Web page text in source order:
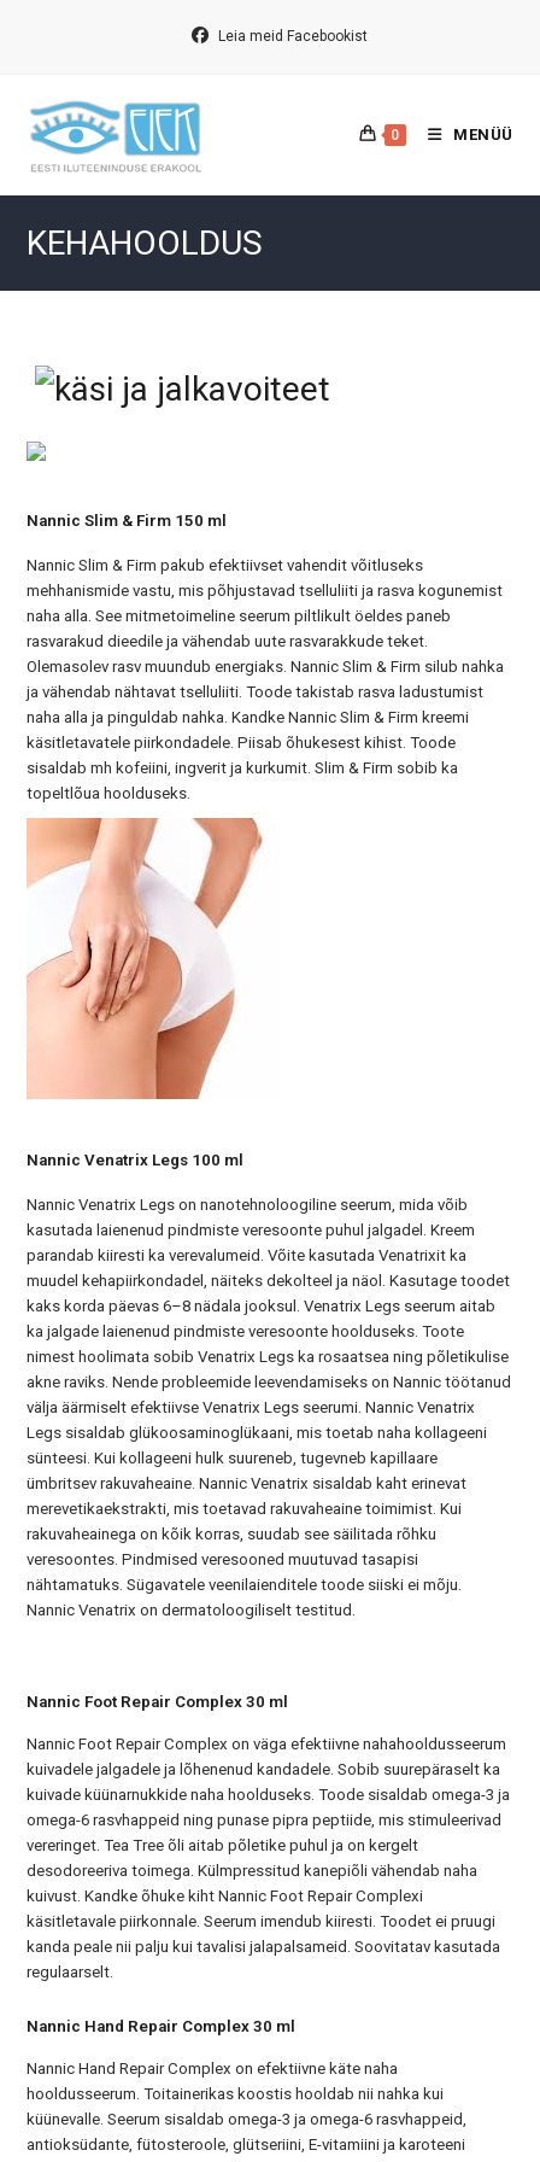
Leia meid Facebookist
0 MENÜÜ
KEHAHOOLDUS
Nannic Slim & Firm 150 ml
Nannic Slim & Firm pakub efektiivset vahendit võitluseks
mehhanismide vastu, mis põhjustavad tselluliiti ja rasva kogunemist
naha alla. See mitmetoimeline seerum piltlikult öeldes paneb
rasvarakud dieedile ja vähendab uute rasvarakkude teket.
Olemasolev rasv muundub energiaks. Nannic Slim & Firm silub nahka
ja vähendab nähtavat tselluliiti. Toode takistab rasva ladustumist
naha alla ja pinguldab nahka. Kandke Nannic Slim & Firm kreemi
käsitletavatele piirkondadele. Piisab õhukesest kihist. Toode
sisaldab mh kofeiini, ingverit ja kurkumit. Slim & Firm sobib ka
topeltlõua hoolduseks.
Nannic Venatrix Legs 100 ml
Nannic Venatrix Legs on nanotehnoloogiline seerum, mida võib
kasutada laienenud pindmiste veresoonte puhul jalgadel. Kreem
parandab kiiresti ka verevalumeid. Võite kasutada Venatrixit ka
muudel kehapiirkondadel, näiteks dekolteel ja näol. Kasutage toodet
kaks korda päevas 6–8 nädala jooksul. Venatrix Legs seerum aitab
ka jalgade laienenud pindmiste veresoonte hoolduseks. Toote
nimest hoolimata sobib Venatrix Legs ka rosaatsea ning põletikulise
akne raviks. Nende probleemide leevendamiseks on Nannic töötanud
välja äärmiselt efektiivse Venatrix Legs seerumi. Nannic Venatrix
Legs sisaldab glükoosaminoglükaani, mis toetab naha kollageeni
sünteesi. Kui kollageeni hulk suureneb, tugevneb kapillaare
ümbritsev rakuvaheaine. Nannic Venatrix sisaldab kaht erinevat
merevetikaekstrakti, mis toetavad rakuvaheaine toimimist. Kui
rakuvaheainega on kõik korras, suudab see säilitada rõhku
veresoontes. Pindmised veresooned muutuvad tasapisi
nähtamatuks. Sügavatele veenilaienditele toode siiski ei mõju.
Nannic Venatrix on dermatoloogiliselt testitud.
Nannic Foot Repair Complex 30 ml
Nannic Foot Repair Complex on väga efektiivne nahahooldusseerum
kuivadele jalgadele ja lõhenenud kandadele. Sobib suurepäraselt ka
kuivade küünarnukkide naha hoolduseks. Toode sisaldab omega-3 ja
omega-6 rasvhappeid ning punase pipra peptiide, mis stimuleerivad
vereringet. Tea Tree õli aitab põletike puhul ja on kergelt
desodoreeriva toimega. Külmpressitud kanepiõli vähendab naha
kuivust. Kandke õhuke kiht Nannic Foot Repair Complexi
käsitletavale piirkonnale. Seerum imendub kiiresti. Toodet ei pruugi
kanda peale nii palju kui tavalisi jalapalsameid. Soovitatav kasutada
regulaarselt.
Nannic Hand Repair Complex 30 ml
Nannic Hand Repair Complex on efektiivne käte naha
hooldusseerum. Toitainerikas koostis hooldab nii nahka kui
küünevalle. Seerum sisaldab omega-3 ja omega-6 rasvhappeid,
antioksüdante, fütosteroole, glütseriini, E-vitamiini ja karoteeni